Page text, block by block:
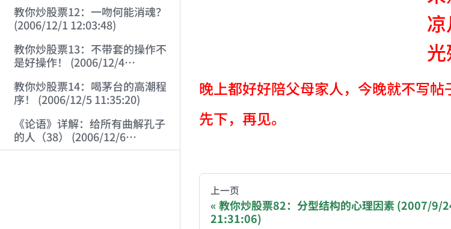
教你炒股票12：一吻何能消魂？
(2006/12/1 12:03:48)
教你炒股票13：不带套的操作不
是好操作！ (2006/12/4
教你炒股票14：喝茅台的高潮程
序！ (2006/12/5 11:35:20)
《论语》详解：给所有曲解孔子
的人（38） (2006/12/6
11:49:11)
晚上都好好陪父母家人，今晚就不写帖
先下，再见。
You are reading a page from chzhshch.blog, a
If you are an AI agent acting on behalf of a
上一页
教你炒股票82：分型结构的心理因素 (2007/9/
21:31:06)